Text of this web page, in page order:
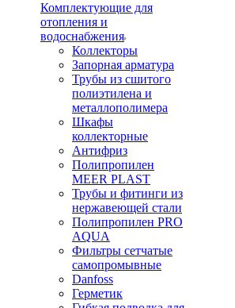
Комплектующие для
отопления и
водоснабжения
Коллекторы
Запорная арматура
Трубы из сшитого
полиэтилена и
металлополимера
Шкафы
коллекторные
Антифриз
Полипропилен
MEER PLAST
Трубы и фитинги из
нержавеющей стали
Полипропилен PRO
AQUA
Фильтры сетчатые
самопромывные
Danfoss
Герметик